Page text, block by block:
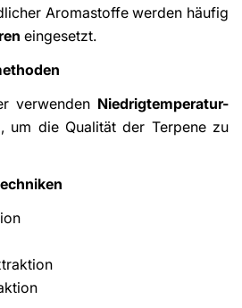
Aromastoffe werden häufig
eingesetzt.
verwenden Niedrigtemperatur-
, um die Qualität der Terpene zu